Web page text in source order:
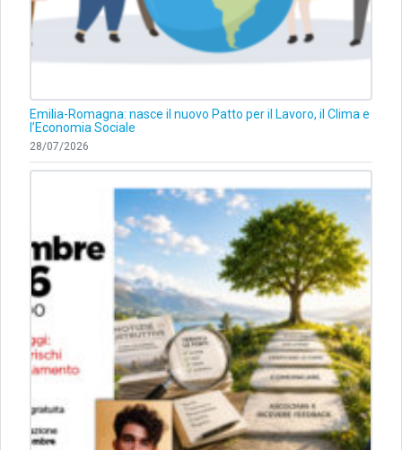
Emilia-Romagna: nasce il nuovo Patto per il Lavoro, il Clima e
l’Economia Sociale
28/07/2026